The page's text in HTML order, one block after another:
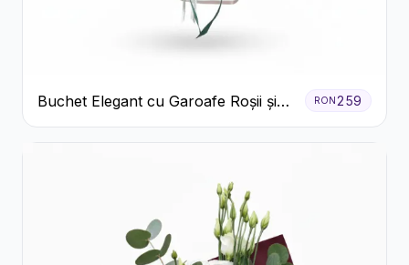
Buchet Elegant cu Garoafe Roșii și
Floarea Miresei
RON 259